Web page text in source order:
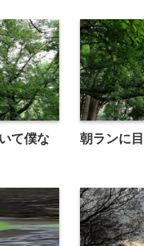
て僕な
朝ランに